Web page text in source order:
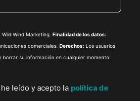
Wild Wind Marketing. Finalidad de los datos:
comerciales. Derechos: Los usuarios
borrar su información en cualquier momento.
leído y acepto la política de